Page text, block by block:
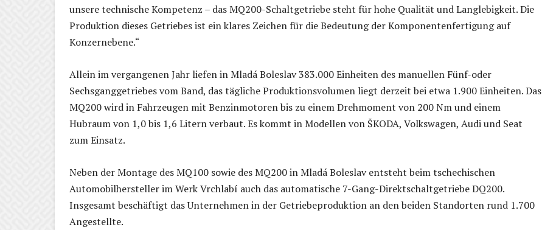
unsere technische Kompetenz – das MQ200-Schaltgetriebe steht für hohe Qualität und Langlebigkeit. Die
Produktion dieses Getriebes ist ein klares Zeichen für die Bedeutung der Komponentenfertigung auf
Konzernebene.“
Allein im vergangenen Jahr liefen in Mladá Boleslav 383.000 Einheiten des manuellen Fünf-oder
Sechsganggetriebes vom Band, das tägliche Produktionsvolumen liegt derzeit bei etwa 1.900 Einheiten. Das
MQ200 wird in Fahrzeugen mit Benzinmotoren bis zu einem Drehmoment von 200 Nm und einem
Hubraum von 1,0 bis 1,6 Litern verbaut. Es kommt in Modellen von ŠKODA, Volkswagen, Audi und Seat
zum Einsatz.
Neben der Montage des MQ100 sowie des MQ200 in Mladá Boleslav entsteht beim tschechischen
Automobilhersteller im Werk Vrchlabí auch das automatische 7-Gang-Direktschaltgetriebe DQ200.
Insgesamt beschäftigt das Unternehmen in der Getriebeproduktion an den beiden Standorten rund 1.700
Angestellte.